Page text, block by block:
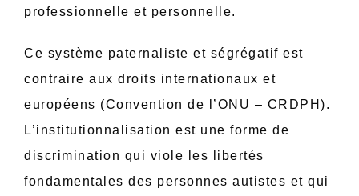
professionnelle et personnelle.
Ce système paternaliste et ségrégatif est
contraire aux droits internationaux et
européens (Convention de l’ONU – CRDPH).
L’institutionnalisation est une forme de
discrimination qui viole les libertés
fondamentales des personnes autistes et qui